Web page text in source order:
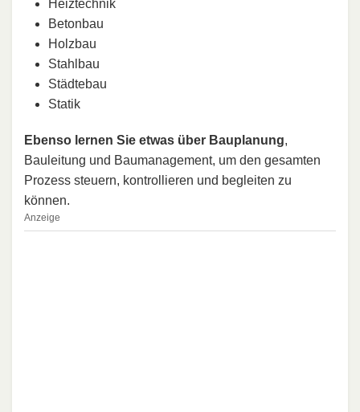
Heiztechnik
Betonbau
Holzbau
Stahlbau
Städtebau
Statik
Ebenso lernen Sie etwas über Bauplanung,
Bauleitung und Baumanagement, um den gesamten
Prozess steuern, kontrollieren und begleiten zu
können.
Anzeige